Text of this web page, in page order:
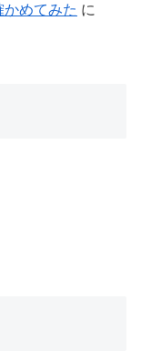
めてみた に